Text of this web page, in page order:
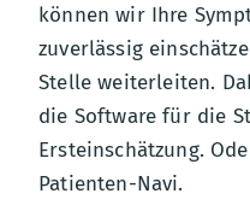
können wir Ihre
zuverlässig
Stelle weiterleiten.
die Software für die
Ersteinschätzung.
Patienten-Navi.